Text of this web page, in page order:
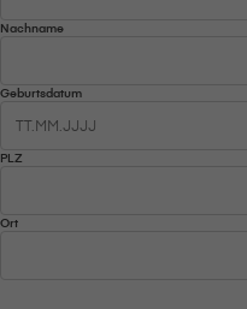
Nachname
Geburtsdatum
PLZ
Ort